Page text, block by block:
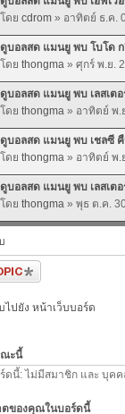
โดย cdrom» อาทิตย์ ธ.ค.
ดูบอลสด แมนยู พบ โบโด ก
โดย thongma» ศุกร์ พ.ย.
ดูบอลสด แมนยู พบ เลสเตอ
โดย thongma» อาทิตย์ พ.
ดูบอลสด แมนยู พบ เชลซี คื
โดย thongma» อาทิตย์ พ.
ดูบอลสด แมนยู พบ เลสเต
โดย thongma» พุธ ต.ค.
ม่
ไปยัง หน้าเว็บบอร์ด
ะนี้
ดนี้: ไม่มีสมาชิก และ บุค
ตของคุณในบอร์ดนี้